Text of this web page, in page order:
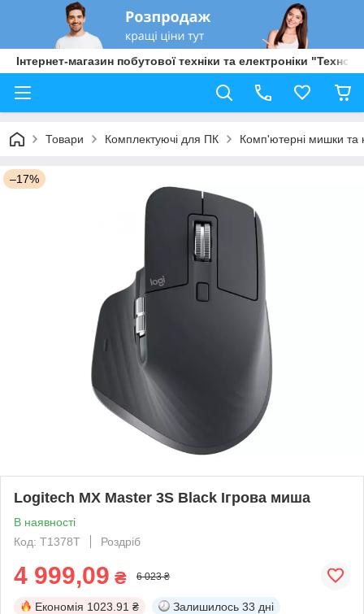
Інтернет-магазин побутової техніки та електроніки "Техно
Товари Комплектуючі для ПК Комп'ютерні мишки та
–17%
Logitech MX Master 3S Black Ігрова миша
В наявності
Код: T1378T
Роздріб
4 999,09 ₴ 6 023 ₴
Економія 1023.91 ₴ Залишилось 33 дні